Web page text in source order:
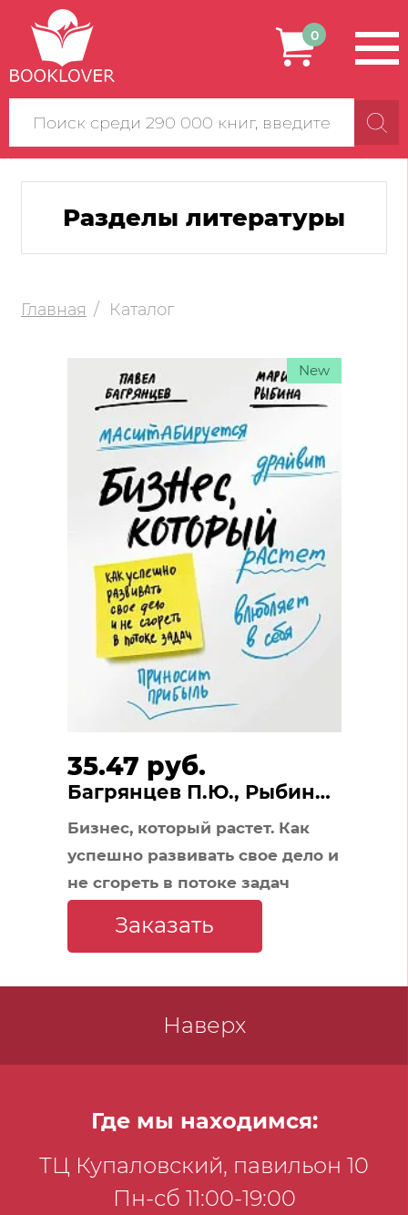
Поиск
по
сайту
0
Разделы литературы
Главная Каталог
35.47 руб.
Багрянцев П.Ю., Рыбина
М.А.
Бизнес, который растет. Как
успешно развивать свое дело и
не сгореть в потоке задач
New
Заказать
Наверх
Где мы находимся:
ТЦ Купаловский, павильон 10
Пн-сб 11:00-19:00